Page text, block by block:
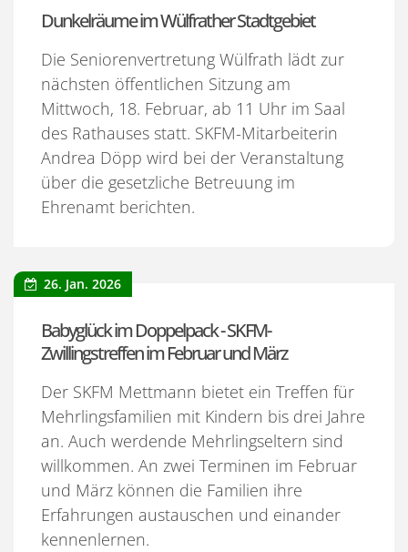
Dunkelräume im Wülfrather Stadtgebiet
Die Seniorenvertretung Wülfrath lädt zur
nächsten öffentlichen Sitzung am
Mittwoch, 18. Februar, ab 11 Uhr im Saal
des Rathauses statt. SKFM-Mitarbeiterin
Andrea Döpp wird bei der Veranstaltung
über die gesetzliche Betreuung im
Ehrenamt berichten.
Babyglück im Doppelpack - SKFM-
Zwillingstreffen im Februar und März
26. Jan. 2026
Der SKFM Mettmann bietet ein Treffen für
Mehrlingsfamilien mit Kindern bis drei Jahre
an. Auch werdende Mehrlingseltern sind
willkommen. An zwei Terminen im Februar
und März können die Familien ihre
Erfahrungen austauschen und einander
kennenlernen.